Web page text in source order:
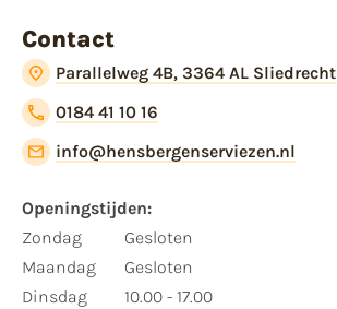
Contact
Parallelweg 4B, 3364 AL Sliedrecht
0184 41 10 16
info@hensbergenserviezen.nl
Openingstijden:
Zondag
Maandag
Dinsdag
Gesloten
Gesloten
10.00 - 17.00